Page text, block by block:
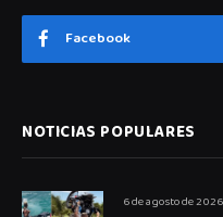
Facebook
NOTICIAS POPULARES
6 de agosto de 2026